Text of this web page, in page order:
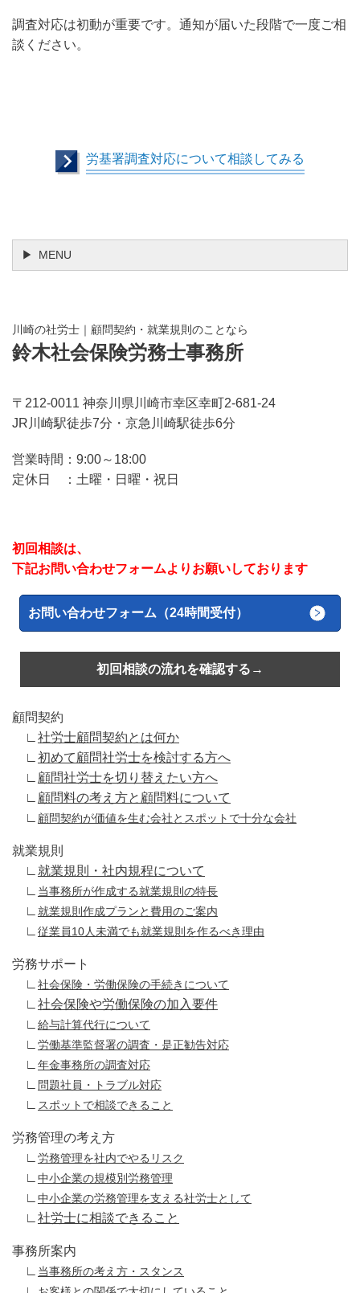
調査対応は初動が重要です。通知が届いた段階で一度ご相
談ください。
労基署調査対応について相談してみる
MENU
川崎の社労士｜顧問契約・就業規則のことなら
鈴木社会保険労務士事務所
〒212-0011 神奈川県川崎市幸区幸町2-681-24
JR川崎駅徒歩7分・京急川崎駅徒歩6分
営業時間：9:00～18:00
定休日 ：土曜・日曜・祝日
初回相談は、
下記お問い合わせフォームよりお願いしております
お問い合わせフォーム（24時間受付）
初回相談の流れを確認する→
顧問契約
∟ 社労士顧問契約とは何か
∟ 初めて顧問社労士を検討する方へ
∟ 顧問社労士を切り替えたい方へ
∟ 顧問料の考え方と顧問料について
∟ 顧問契約が価値を生む会社とスポットで十分な会社
就業規則
∟ 就業規則・社内規程について
∟ 当事務所が作成する就業規則の特長
∟ 就業規則作成プランと費用のご案内
∟ 従業員10人未満でも就業規則を作るべき理由
労務サポート
∟ 社会保険・労働保険の手続きについて
∟ 社会保険や労働保険の加入要件
∟ 給与計算代行について
∟ 労働基準監督署の調査・是正勧告対応
∟ 年金事務所の調査対応
∟ 問題社員・トラブル対応
∟ スポットで相談できること
労務管理の考え方
∟ 労務管理を社内でやるリスク
∟ 中小企業の規模別労務管理
∟ 中小企業の労務管理を支える社労士として
∟ 社労士に相談できること
事務所案内
∟ 当事務所の考え方・スタンス